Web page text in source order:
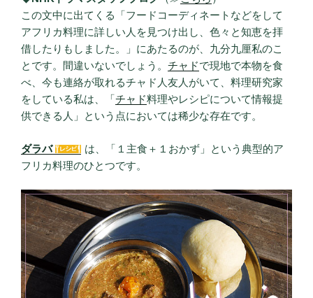
この文中に出てくる「フードコーディネートなどをして
アフリカ料理に詳しい人を見つけ出し、色々と知恵を拝
借したりもしました。」にあたるのが、九分九厘私のこ
とです。間違いないでしょう。 チャドで現地で本物を食
べ、今も連絡が取れるチャド人友人がいて、料理研究家
をしている私は、「チャド料理やレシピについて情報提
供できる人」という点においては稀少な存在です。
ダラバ
は、「１主食＋１おかず」という典型的ア
フリカ料理のひとつです。